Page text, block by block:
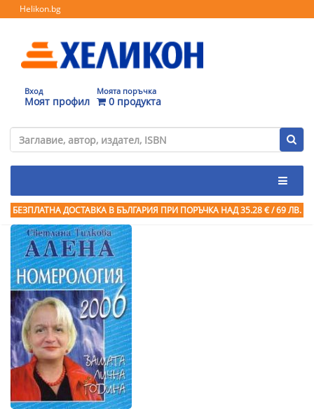
Helikon.bg
Вход
Моят профил
Моята поръчка
0 продукта
БЕЗПЛАТНА ДОСТАВКА В БЪЛГАРИЯ ПРИ ПОРЪЧКА НАД 35.28 € / 69 ЛВ.